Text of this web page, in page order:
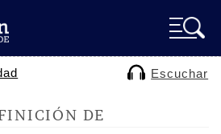
Escuchar
DE